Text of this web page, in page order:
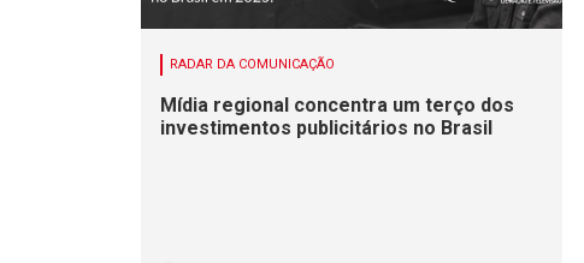
RADAR DA COMUNICAÇÃO
Mídia regional concentra um terço dos
investimentos publicitários no Brasil